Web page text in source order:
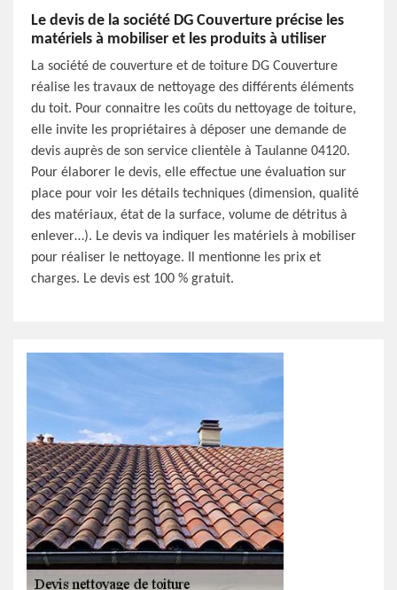
Le devis de la société DG Couverture précise les
matériels à mobiliser et les produits à utiliser
La société de couverture et de toiture DG Couverture
réalise les travaux de nettoyage des différents éléments
du toit. Pour connaitre les coûts du nettoyage de toiture,
elle invite les propriétaires à déposer une demande de
devis auprès de son service clientèle à Taulanne 04120.
Pour élaborer le devis, elle effectue une évaluation sur
place pour voir les détails techniques (dimension, qualité
des matériaux, état de la surface, volume de détritus à
enlever…). Le devis va indiquer les matériels à mobiliser
pour réaliser le nettoyage. Il mentionne les prix et
charges. Le devis est 100 % gratuit.